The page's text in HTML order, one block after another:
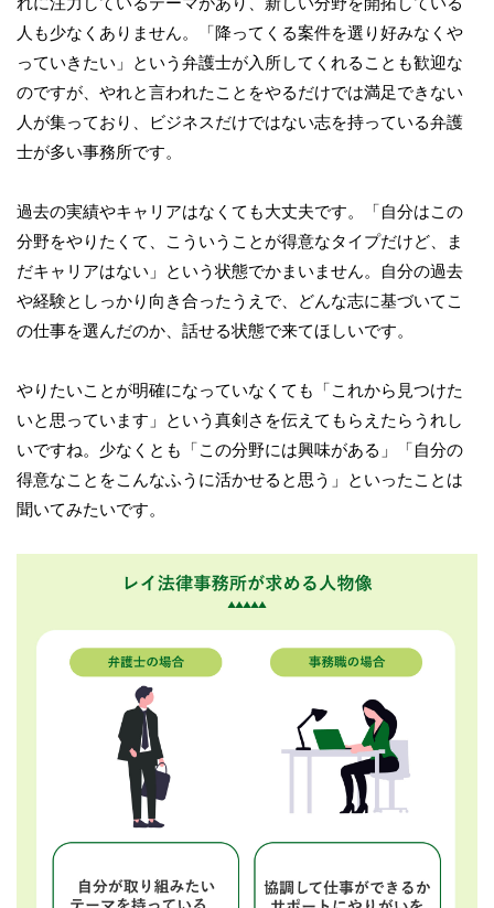
人も少なくありません。「降ってくる案件を選り好みなくや
っていきたい」という弁護士が入所してくれることも歓迎な
のですが、やれと言われたことをやるだけでは満足できない
人が集っており、ビジネスだけではない志を持っている弁護
士が多い事務所です。
過去の実績やキャリアはなくても大丈夫です。「自分はこの
分野をやりたくて、こういうことが得意なタイプだけど、ま
だキャリアはない」という状態でかまいません。自分の過去
や経験としっかり向き合ったうえで、どんな志に基づいてこ
の仕事を選んだのか、話せる状態で来てほしいです。
やりたいことが明確になっていなくても「これから見つけた
いと思っています」という真剣さを伝えてもらえたらうれし
いですね。少なくとも「この分野には興味がある」「自分の
得意なことをこんなふうに活かせると思う」といったことは
聞いてみたいです。